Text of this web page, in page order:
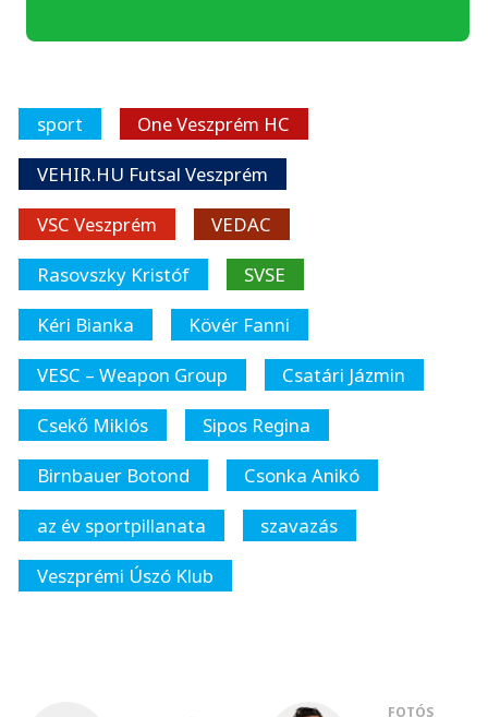
sport
One Veszprém HC
VEHIR.HU Futsal Veszprém
VSC Veszprém
VEDAC
Rasovszky Kristóf
SVSE
Kéri Bianka
Kövér Fanni
VESC – Weapon Group
Csatári Jázmin
Csekő Miklós
Sipos Regina
Birnbauer Botond
Csonka Anikó
az év sportpillanata
szavazás
Veszprémi Úszó Klub
FOTÓS